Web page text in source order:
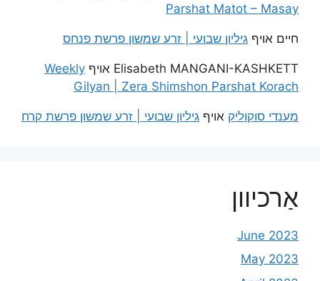
Parshat Matot – Masay
חיים אויף גיליון שבועי | זרע שמשון פרשת פנחס
Elisabeth MANGANI-KASHKETT אויף Weekly
Gilyan | Zera Shimshon Parshat Korach
מענדי סוקוליק אויף גיליון שבועי | זרע שמשון פרשת קרח
אַרכיוון
June 2023
May 2023